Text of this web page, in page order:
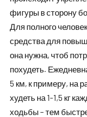
фигуры в сторону
Для полного
средства для
она нужна, чтоб
похудеть.
5 км, к примеру, на
худеть на 1-1,5 кг
ходьбы – тем